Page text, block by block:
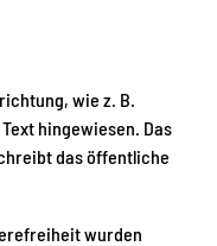
wie z. B.
hingewiesen. Das
das öffentliche
wurden